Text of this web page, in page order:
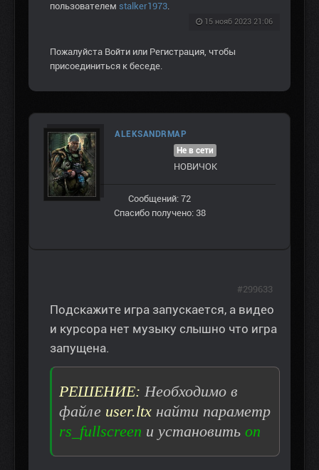
пользователем stalker1973.
15 нояб 2023 21:06
Пожалуйста Войти или Регистрация, чтобы
присоединиться к беседе.
ALEKSANDRMAP
Не в сети
НОВИЧОК
Сообщений: 72
Спасибо получено: 38
Подскажите игра запускается, а видео
и курсора нет музыку слышно что игра
запущена.
РЕШЕНИЕ: Необходимо в
файле user.ltx найти параметр
rs_fullscreen и установить on
#299633